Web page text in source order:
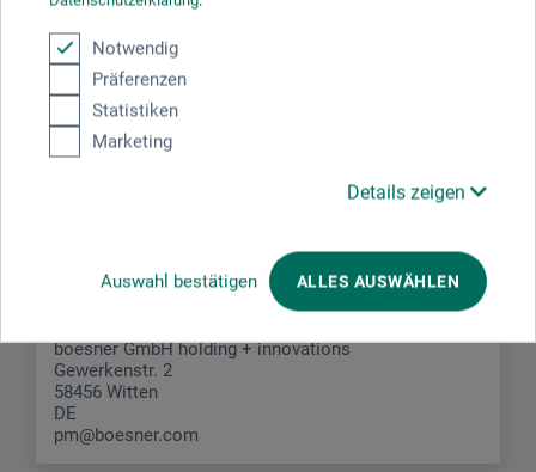
Notwendig
Präferenzen
Statistiken
Marketing
Details zeigen
Auswahl bestätigen ALLES AUSWÄHLEN
JETZT PRODUKT BEWERTEN
Hersteller-Kontakt
Hier finden Sie die Kontaktdaten des Herstellers zu
diesem Produkt.
boesner GmbH holding + innovations
Gewerkenstr. 2
58456 Witten
DE
pm@boesner.com